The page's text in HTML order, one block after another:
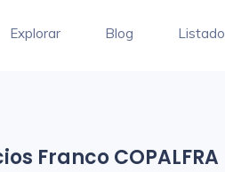
Explorar Blog Listado
Franco COPALFRA